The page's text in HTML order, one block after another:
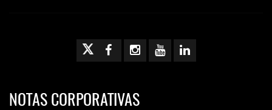
NOTAS CORPORATIVAS